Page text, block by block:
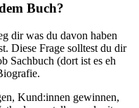
Buch?
dir was du davon haben
Diese Frage solltest du dir
Sachbuch (dort ist es eh
Kund:innen gewinnen,